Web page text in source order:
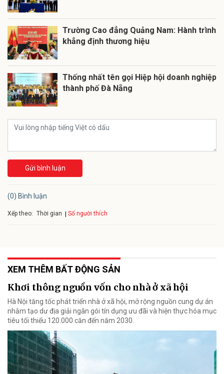
Trường Cao đẳng Quảng Nam: Hành trình
khẳng định thương hiệu
Thống nhất tên gọi Hiệp hội doanh nghiệp
thành phố Đà Nẵng
Gửi bình luận
(0) Bình luận
Xếp theo: Thời gian Số người thích
XEM THÊM BẤT ĐỘNG SẢN
Khơi thông nguồn vốn cho nhà ở xã hội
Hà Nội tăng tốc phát triển nhà ở xã hội, mở rộng nguồn cung dự án
nhằm tạo dư địa giải ngân gói tín dụng ưu đãi và hiện thực hóa mục
tiêu tối thiểu 120.000 căn đến năm 2030.